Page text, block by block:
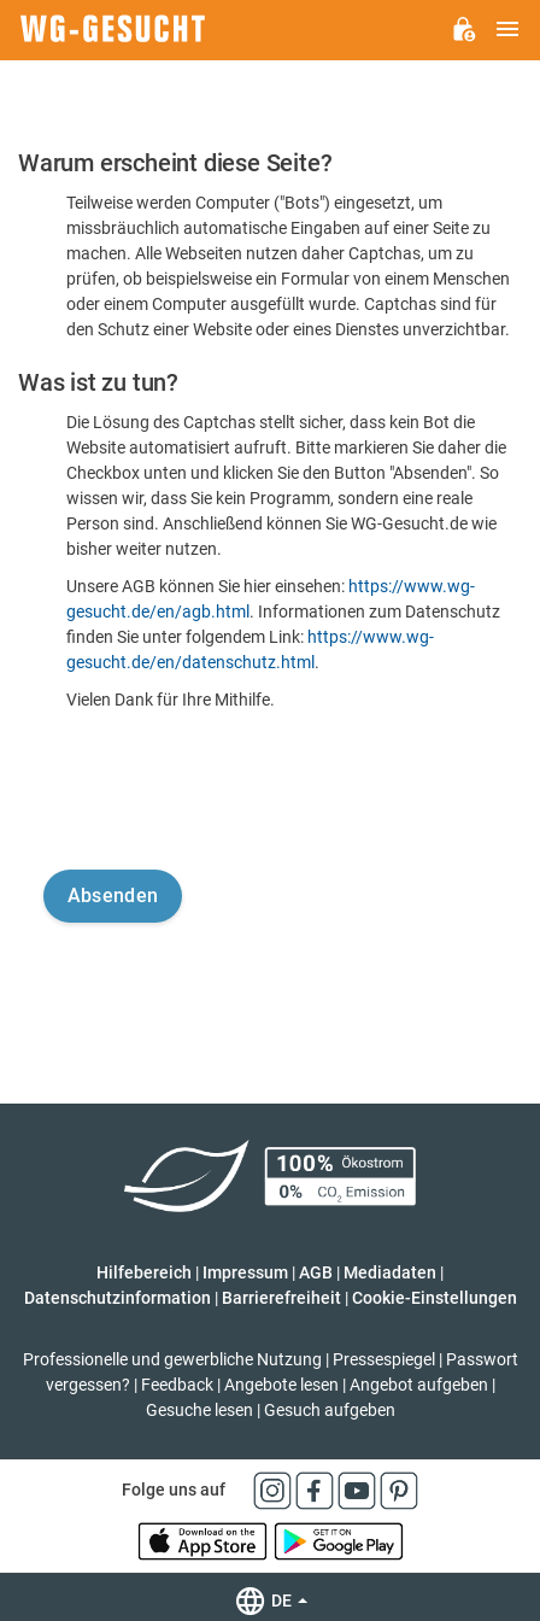
Bitte
dass
sind
Warum erscheint diese Seite?
Teilweise werden Computer ("Bots") eingesetzt, um
missbräuchlich automatische Eingaben auf einer Seite zu
machen. Alle Webseiten nutzen daher Captchas, um zu
prüfen, ob beispielsweise ein Formular von einem Menschen
oder einem Computer ausgefüllt wurde. Captchas sind für
den Schutz einer Website oder eines Dienstes unverzichtbar.
Was ist zu tun?
Die Lösung des Captchas stellt sicher, dass kein Bot die
Website automatisiert aufruft. Bitte markieren Sie daher die
Checkbox unten und klicken Sie den Button "Absenden". So
wissen wir, dass Sie kein Programm, sondern eine reale
Person sind. Anschließend können Sie WG-Gesucht.de wie
bisher weiter nutzen.
Unsere AGB können Sie hier einsehen: https://www.wg-
gesucht.de/en/agb.html . Informationen zum Datenschutz
finden Sie unter folgendem Link: https://www.wg-
gesucht.de/en/datenschutz.html .
Vielen Dank für Ihre Mithilfe.
Hilfebereich | Impressum |AGB | Mediadaten |
Datenschutzinformation | Barrierefreiheit | Cookie-Einstellungen
Professionelle und gewerbliche Nutzung | Pressespiegel | Passwort
vergessen? | Feedback | Angebote lesen | Angebot aufgeben |
Gesuche lesen | Gesuch aufgeben
Folge uns auf
DE